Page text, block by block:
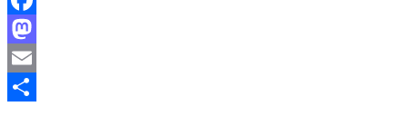
Facebook
Mastodon
Email